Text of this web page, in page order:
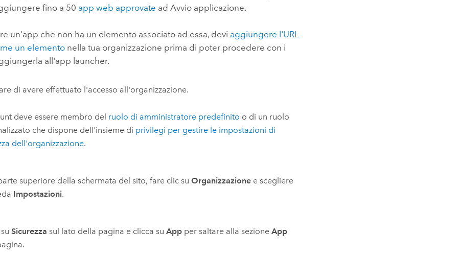
fino a 50 app web approvate ad Avvio applicazione.
un'app che non ha un elemento associato ad essa, devi aggiungere l'URL
un elemento nella tua organizzazione prima di poter procedere con i
all'app launcher.
di avere effettuato l'accesso all'organizzazione.
deve essere membro del ruolo di amministratore predefinito o di un ruolo
che dispone dell'insieme di privilegi per gestire le impostazioni di
dell'organizzazione.
superiore della schermata del sito, fare clic suOrganizzazione e scegliere
Impostazioni.
suSicurezza sul lato della pagina e clicca suApp per saltare alla sezioneApp